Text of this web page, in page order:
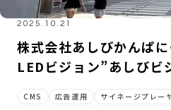
2025.10.21
株式会社あしびかんぱ
LEDビジョン”あしび
CMS 広告運用 サイネージプレー